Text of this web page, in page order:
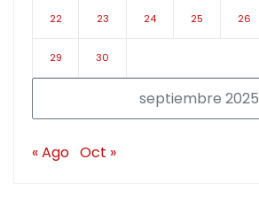
septiembre 2025
22 23 24 25 26
29 30
« Ago Oct »